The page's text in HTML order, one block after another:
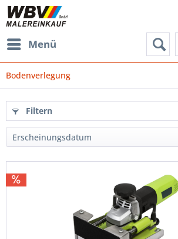
Menü
Bodenverlegung
Filtern